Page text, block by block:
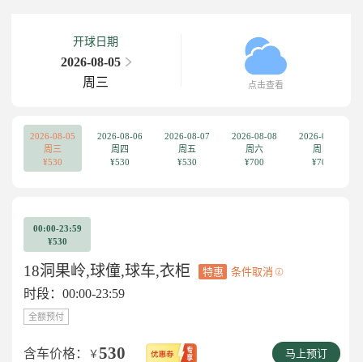
开球日期
2026-08-05
周三
点击查看
2026-08-05
周三
¥530
2026-08-06
周四
¥530
2026-08-07
周五
¥530
2026-08-08
周六
¥700
2026-08-09
周日
¥700
00:00-23:59
¥530
18洞果岭,球僮,球车,衣柜 特惠 条件取消
时段：00:00-23:59
全额预付
含车价格： ￥ 530 马上预订